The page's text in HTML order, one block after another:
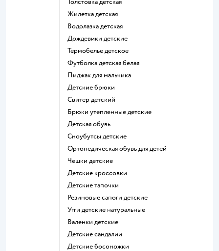
Жилетка детская
Водолазка детская
Дождевики детские
Термобелье детское
Футболка детская белая
Пиджак для мальчика
Детские брюки
Свитер детский
Брюки утепленные детские
Детская обувь
Сноубутсы детские
Ортопедическая обувь для детей
Чешки детские
Детские кроссовки
Детские тапочки
Резиновые сапоги детские
Угги детские натуральные
Валенки детские
Детские сандалии
Детские босоножки